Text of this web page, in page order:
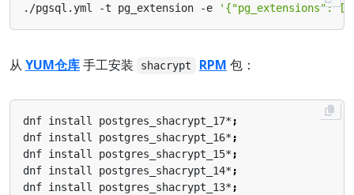
./pgsql.yml -t pg_extension -e '{"pg_extensions":
从 YUM仓库手工安装 shacrypt RPM 包：
dnf install postgres_shacrypt_17* ;
dnf install postgres_shacrypt_16* ;
dnf install postgres_shacrypt_15* ;
dnf install postgres_shacrypt_14* ;
dnf install postgres_shacrypt_13* ;